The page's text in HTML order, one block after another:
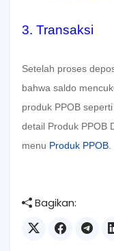
3. Transaksi
Setelah proses
bahwa saldo
produk PPOB
detail Produk PPOB
menu Produk PPOB
Bagikan: